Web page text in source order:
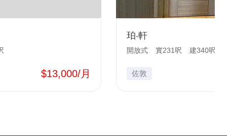
$13,000/月
珀‧軒
開放式 實231呎 建340呎
佐敦